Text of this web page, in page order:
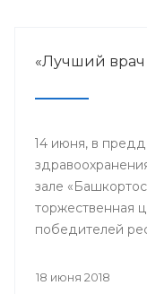
«Лучший врач
14 июня, в
зале
торжественная
победителей
мероприятие,
18 июня 2018